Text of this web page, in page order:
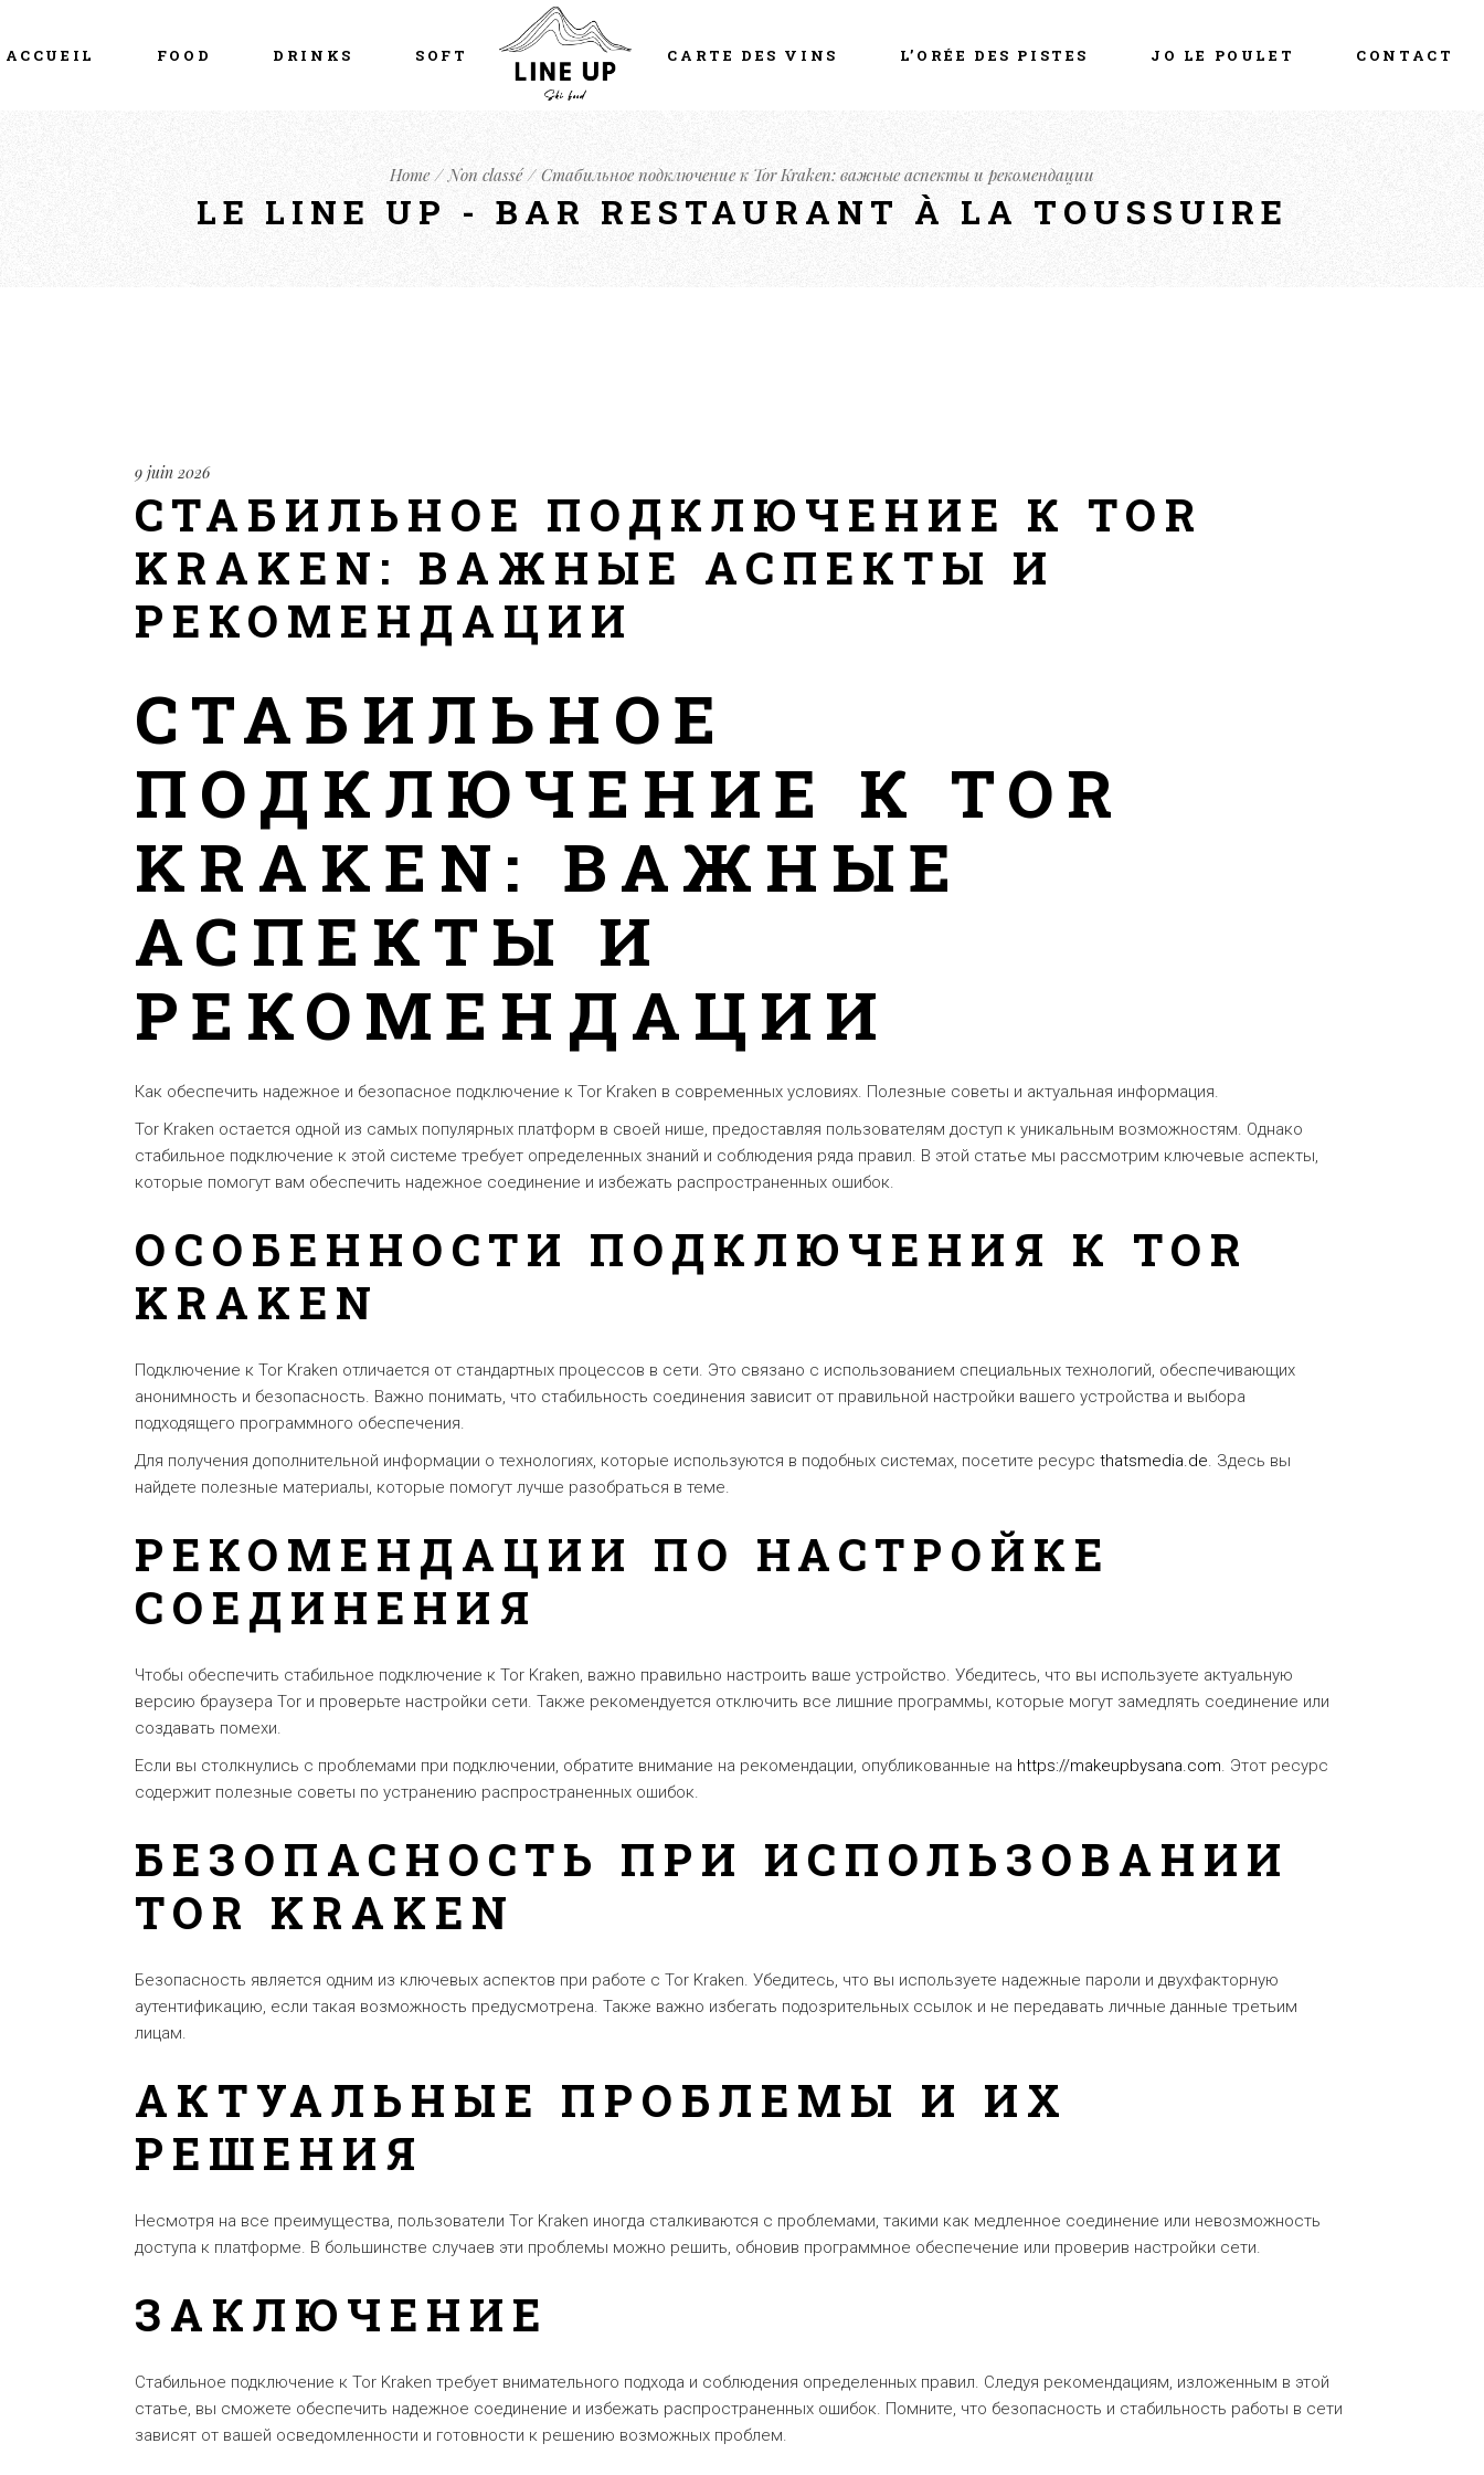
ACCUEIL FOOD DRINKS SOFT CARTE DES VINS L’ORÉE DES PISTES JO LE POULET CONTACT
Home Non classé Стабильное подключение к Tor Kraken: важные аспекты и рекомендации
LE LINE UP - BAR RESTAURANT À LA TOUSSUIRE
9 juin 2026
СТАБИЛЬНОЕ ПОДКЛЮЧЕНИЕ К TOR
KRAKEN: ВАЖНЫЕ АСПЕКТЫ И
РЕКОМЕНДАЦИИ
СТАБИЛЬНОЕ
ПОДКЛЮЧЕНИЕ К TOR
KRAKEN: ВАЖНЫЕ
АСПЕКТЫ И
РЕКОМЕНДАЦИИ
Как обеспечить надежное и безопасное подключение к Tor Kraken в современных условиях. Полезные советы и актуальная информация.
Tor Kraken остается одной из самых популярных платформ в своей нише, предоставляя пользователям доступ к уникальным возможностям. Однако
стабильное подключение к этой системе требует определенных знаний и соблюдения ряда правил. В этой статье мы рассмотрим ключевые аспекты,
которые помогут вам обеспечить надежное соединение и избежать распространенных ошибок.
ОСОБЕННОСТИ ПОДКЛЮЧЕНИЯ К TOR
KRAKEN
Подключение к Tor Kraken отличается от стандартных процессов в сети. Это связано с использованием специальных технологий, обеспечивающих
анонимность и безопасность. Важно понимать, что стабильность соединения зависит от правильной настройки вашего устройства и выбора
подходящего программного обеспечения.
Для получения дополнительной информации о технологиях, которые используются в подобных системах, посетите ресурс thatsmedia.de. Здесь вы
найдете полезные материалы, которые помогут лучше разобраться в теме.
РЕКОМЕНДАЦИИ ПО НАСТРОЙКЕ
СОЕДИНЕНИЯ
Чтобы обеспечить стабильное подключение к Tor Kraken, важно правильно настроить ваше устройство. Убедитесь, что вы используете актуальную
версию браузера Tor и проверьте настройки сети. Также рекомендуется отключить все лишние программы, которые могут замедлять соединение или
создавать помехи.
Если вы столкнулись с проблемами при подключении, обратите внимание на рекомендации, опубликованные на https://makeupbysana.com. Этот ресурс
содержит полезные советы по устранению распространенных ошибок.
БЕЗОПАСНОСТЬ ПРИ ИСПОЛЬЗОВАНИИ
TOR KRAKEN
Безопасность является одним из ключевых аспектов при работе с Tor Kraken. Убедитесь, что вы используете надежные пароли и двухфакторную
аутентификацию, если такая возможность предусмотрена. Также важно избегать подозрительных ссылок и не передавать личные данные третьим
лицам.
АКТУАЛЬНЫЕ ПРОБЛЕМЫ И ИХ
РЕШЕНИЯ
Несмотря на все преимущества, пользователи Tor Kraken иногда сталкиваются с проблемами, такими как медленное соединение или невозможность
доступа к платформе. В большинстве случаев эти проблемы можно решить, обновив программное обеспечение или проверив настройки сети.
ЗАКЛЮЧЕНИЕ
Стабильное подключение к Tor Kraken требует внимательного подхода и соблюдения определенных правил. Следуя рекомендациям, изложенным в этой
статье, вы сможете обеспечить надежное соединение и избежать распространенных ошибок. Помните, что безопасность и стабильность работы в сети
зависят от вашей осведомленности и готовности к решению возможных проблем.